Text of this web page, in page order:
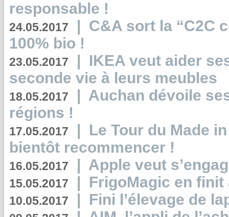
responsable !
24.05.2017 | C&A sort la “C2C
100% bio !
23.05.2017 | IKEA veut aider
seconde vie à leurs meubles
18.05.2017 | Auchan dévoile
régions !
17.05.2017 | Le Tour du Made
bientôt recommencer !
16.05.2017 | Apple veut
15.05.2017 | FrigoMagic en
10.05.2017 | Fini l’élevage de